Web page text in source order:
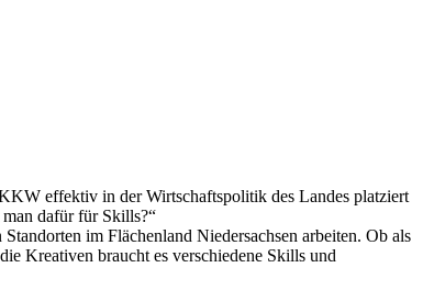
effektiv in der Wirtschaftspolitik des Landes platziert
dafür für Skills?“
im Flächenland Niedersachsen arbeiten. Ob als
Kreativen braucht es verschiedene Skills und